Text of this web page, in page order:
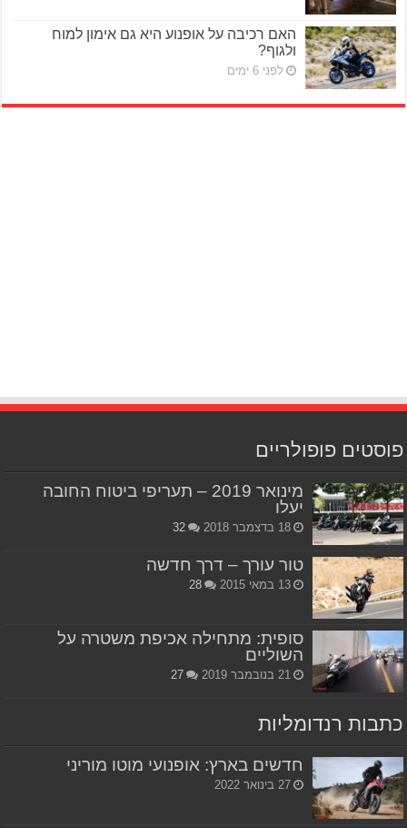
האם רכיבה על אופנוע היא גם אימון למוח
ולגוף?
לפני 6 ימים
פוסטים פופולריים
מינואר 2019 – תעריפי ביטוח החובה
יעלו
18 בדצמבר 2018 32
טור עורך – דרך חדשה
13 במאי 2015 28
סופית: מתחילה אכיפת משטרה על
השוליים
21 בנובמבר 2019 27
כתבות רנדומליות
חדשים בארץ: אופנועי מוטו מוריני
27 בינואר 2022